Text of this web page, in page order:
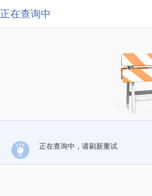
正在查询中
正在查询中，请刷新重试